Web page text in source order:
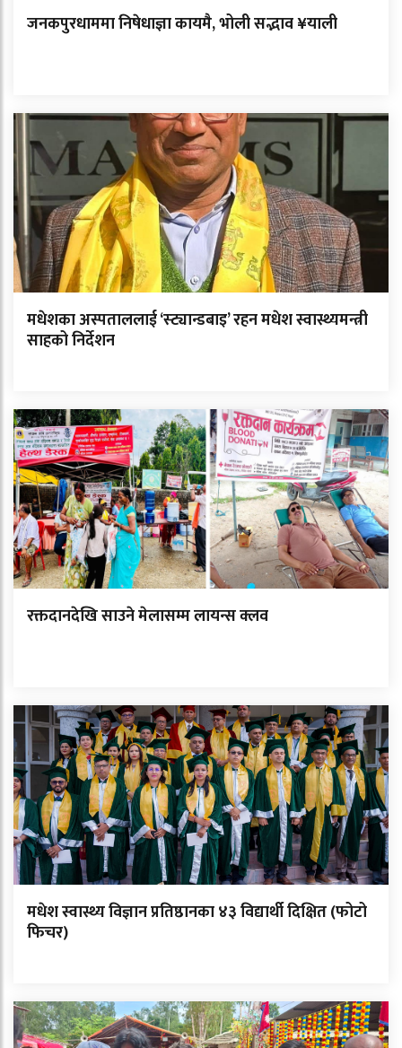
जनकपुरधाममा निषेधाज्ञा कायमै, भोली सद्भाव ¥याली
मधेशका अस्पताललाई ‘स्ट्यान्डबाइ’ रहन मधेश स्वास्थ्यमन्त्री
साहको निर्देशन
रक्तदानदेखि साउने मेलासम्म लायन्स क्लव
मधेश स्वास्थ्य विज्ञान प्रतिष्ठानका ४३ विद्यार्थी दिक्षित (फोटो
फिचर)